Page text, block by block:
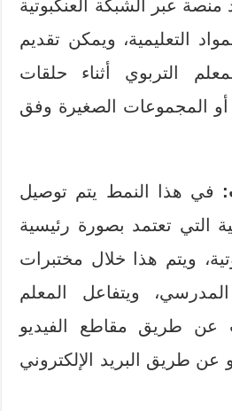
عبر الشبكة العنكبوتية
التعليمية، ويمكن تقديم
التربوي أثناء حلقات
أو المجموعات الصغيرة وفق
في هذا النمط يتم توصيل
التي تعتمد بصورة رئيسية
ويتم هذا خلال مختبرات
ويتفاعل المعلم
عن طريق مقاطع الفيديو
عن طريق البريد الإلكتروني